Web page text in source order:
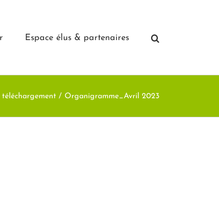
Espace élus & partenaires
téléchargement Organigramme_Avril 2023